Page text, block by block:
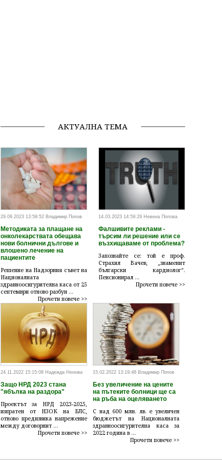
АКТУАЛНА ТЕМА
29.09.2023 13:59:52 Владимир Попов
Методиката за плащане на
онколекарствата обещава
нови болнични дългове и
влошено лечение на
пациентите
Решение на Надзорния съвет на
Националната
здравноосигурителна каса от 25
септември отново разбун ...
Прочети повече >>
14.03.2023 14:59:29 Невена Попова
Фалшивите реклами -
търсим ли решение или се
възхищаваме от проблема?
Запознайте се: той е проф.
Страхил Вачев, „знаменит
български кардиолог“.
Пенсионирал ...
Прочети повече >>
24.11.2022 15:15:08 Надежда Ненова
Защо НРД 2023 стана
"ябълка на раздора"
Проектът за НРД 2023-2025,
изпратен от НЗОК на БЛС,
отново предизвика напрежение
между договорнит ...
Прочети повече >>
15.02.2022 13:19:48 Владимир Попов
Без увеличение на цените
на пътеките болници ще са
на ръба на оцеляването
С над 600 млн. лв. е увеличен
бюджетът на Националната
здравноосигурителна каса за
2022 година в ...
Прочети повече >>